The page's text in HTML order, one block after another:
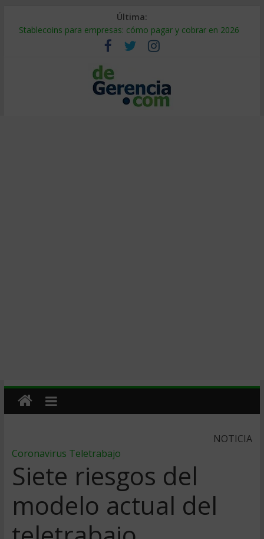
Última:
Stablecoins para empresas: cómo pagar y cobrar en 2026
Despido silencioso: qué es y por qué sale tan caro
IA en selección de personal: cómo auditarla a tiempo
Trabajo forzoso en la cadena de suministro: qué hacer
Mercado hispano de EE. UU.: cómo segmentarlo y venderle
NOTICIA
Coronavirus Teletrabajo
Siete riesgos del
modelo actual del